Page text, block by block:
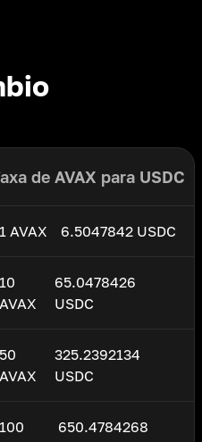
de AVAX para USDC
1 AVAX 6.5047842 USDC
10
AVAX
65.0478426
USDC
50
AVAX
325.2392134
USDC
100
650.4784268